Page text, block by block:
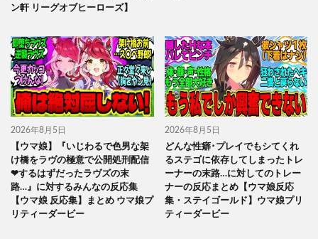
ン軒 リーグオブヒーローズ】
2026年8月5日
【ウマ娘】『いじわるで色男な架
け橋をラヴの極意で公開処刑配信
❤するはずだったラヴズの末
路…』に対するみんなの反応集
【ウマ娘 反応集】まとめ ウマ娘プ
リティーダービー
2026年8月5日
どんな性癖･プレイでもシてくれ
るステゴに依存してしまったトレ
ーナーの末路…に対してのトレー
ナーの反応まとめ【ウマ娘反応
集・ステイゴールド】ウマ娘プリ
ティーダービー